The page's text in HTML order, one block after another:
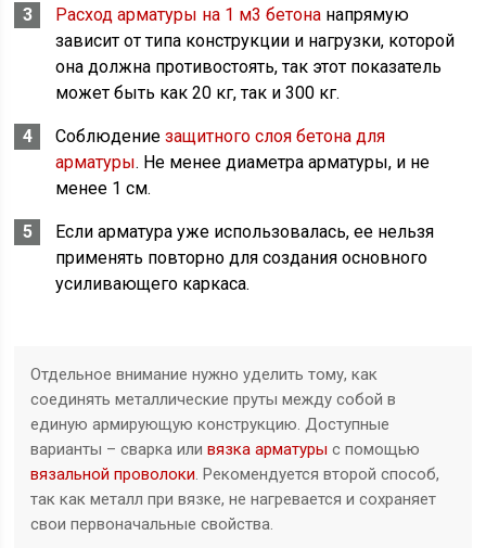
Расход арматуры на 1 м3 бетона напрямую
зависит от типа конструкции и нагрузки, которой
она должна противостоять, так этот показатель
может быть как 20 кг, так и 300 кг.
Соблюдениезащитного слоя бетона для
арматуры. Не менее диаметра арматуры, и не
менее 1 см.
Если арматура уже использовалась, ее нельзя
применять повторно для создания основного
усиливающего каркаса.
Отдельное внимание нужно уделить тому, как
соединять металлические пруты между собой в
единую армирующую конструкцию. Доступные
варианты – сварка иливязка арматуры с помощью
вязальной проволоки. Рекомендуется второй способ,
так как металл при вязке, не нагревается и сохраняет
свои первоначальные свойства.